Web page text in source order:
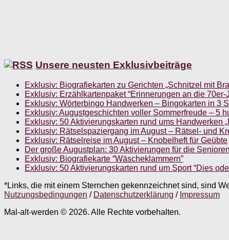
Unsere neusten Exklusivbeiträge
Exklusiv: Biografiekarten zu Gerichten „Schnitzel mit
Exklusiv: Erzählkartenpaket “Erinnerungen an die 70er-
Exklusiv: Wörterbingo Handwerken – Bingokarten in 3
Exklusiv: Augustgeschichten voller Sommerfreude – 5
Exklusiv: 50 Aktivierungskarten rund ums Handwerken
Exklusiv: Rätselspaziergang im August – Rätsel- und
Exklusiv: Rätselreise im August – Knobelheft für Geübte
Der große Augustplan: 30 Aktivierungen für die
Exklusiv: Biografiekarte “Wäscheklammern”
Exklusiv: 50 Aktivierungskarten rund um Sport “Dies
*Links, die mit einem Sternchen gekennzeichnet sind, sind
Nutzungsbedingungen / Datenschutzerklärung / Impressum
Mal-alt-werden © 2026. Alle Rechte vorbehalten.